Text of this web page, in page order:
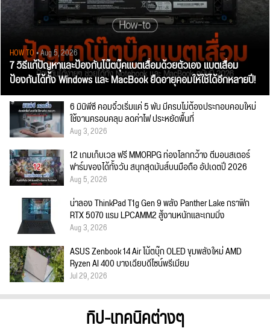
HOW TO• Aug 5, 2026
7 วิธีแก้ปัญหาและป้องกันโน๊ตบุ๊คแบตเสื่อมด้วยตัวเอง แบตเสื่อม
ป้องกันได้ทั้ง Windows และ MacBook ยืดอายุคอมให้ใช้ได้อีกหลายปี!
6 มินิพีซี คอมจิ๋วเริ่มแค่ 5 พัน มีครบไม่ต้องประกอบคอมใหม่
ใช้งานครอบคลุม ลดค่าไฟ ประหยัดพื้นที่
Aug 3, 2026
12 เกมเก็บเวล ฟรี MMORPG ท่องโลกกว้าง ตีมอนสเตอร์
ฟาร์มของได้ทั้งวัน สนุกสุดมันส์บนมือถือ อัปเดตปี 2026
Aug 5, 2026
น่าลอง ThinkPad T1g Gen 9 พลัง Panther Lake กราฟิก
RTX 5070 แรม LPCAMM2 สู้งานหนักและเกมมิ่ง
Aug 3, 2026
ASUS Zenbook 14 Air โน้ตบุ๊ก OLED ขุมพลังใหม่ AMD
Ryzen AI 400 บางเฉียบดีไซน์พรีเมียม
Jul 29, 2026
ทิป-เทคนิคต่างๆ